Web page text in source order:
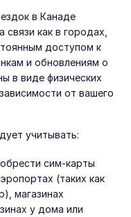
в Канаде
как в городах,
доступом к
и обновлениям о
в виде физических
от вашего
учитывать:
сим-карты
(таких как
магазинах
у дома или